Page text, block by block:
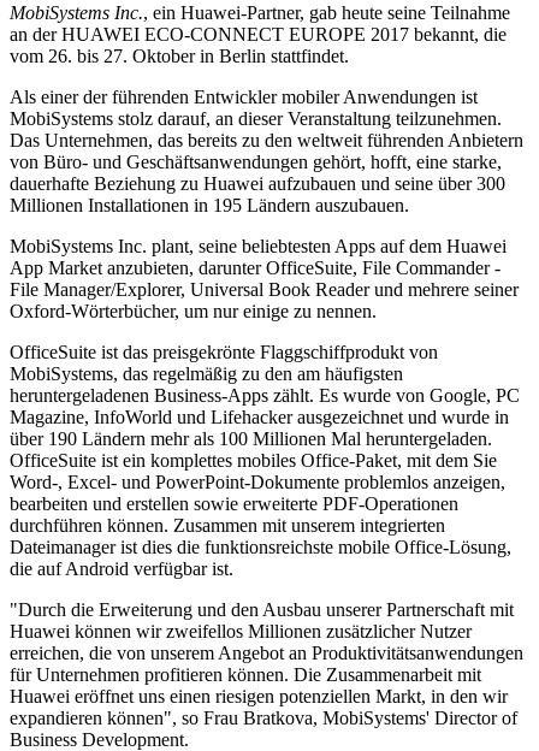
MobiSystems Inc., ein Huawei-Partner, gab heute seine Teilnahme
an der HUAWEI ECO-CONNECT EUROPE 2017 bekannt, die
vom 26. bis 27. Oktober in Berlin stattfindet.
Als einer der führenden Entwickler mobiler Anwendungen ist
MobiSystems stolz darauf, an dieser Veranstaltung teilzunehmen.
Das Unternehmen, das bereits zu den weltweit führenden Anbietern
von Büro- und Geschäftsanwendungen gehört, hofft, eine starke,
dauerhafte Beziehung zu Huawei aufzubauen und seine über 300
Millionen Installationen in 195 Ländern auszubauen.
MobiSystems Inc. plant, seine beliebtesten Apps auf dem Huawei
App Market anzubieten, darunter OfficeSuite, File Commander -
File Manager/Explorer, Universal Book Reader und mehrere seiner
Oxford-Wörterbücher, um nur einige zu nennen.
OfficeSuite ist das preisgekrönte Flaggschiffprodukt von
MobiSystems, das regelmäßig zu den am häufigsten
heruntergeladenen Business-Apps zählt. Es wurde von Google, PC
Magazine, InfoWorld und Lifehacker ausgezeichnet und wurde in
über 190 Ländern mehr als 100 Millionen Mal heruntergeladen.
OfficeSuite ist ein komplettes mobiles Office-Paket, mit dem Sie
Word-, Excel- und PowerPoint-Dokumente problemlos anzeigen,
bearbeiten und erstellen sowie erweiterte PDF-Operationen
durchführen können. Zusammen mit unserem integrierten
Dateimanager ist dies die funktionsreichste mobile Office-Lösung,
die auf Android verfügbar ist.
"Durch die Erweiterung und den Ausbau unserer Partnerschaft mit
Huawei können wir zweifellos Millionen zusätzlicher Nutzer
erreichen, die von unserem Angebot an Produktivitätsanwendungen
für Unternehmen profitieren können. Die Zusammenarbeit mit
Huawei eröffnet uns einen riesigen potenziellen Markt, in den wir
expandieren können", so Frau Bratkova, MobiSystems' Director of
Business Development.